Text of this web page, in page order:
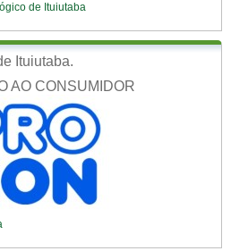
de Ituiutaba
Ituiutaba.
AO CONSUMIDOR